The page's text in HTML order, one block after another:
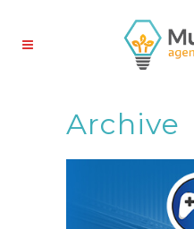
Archive